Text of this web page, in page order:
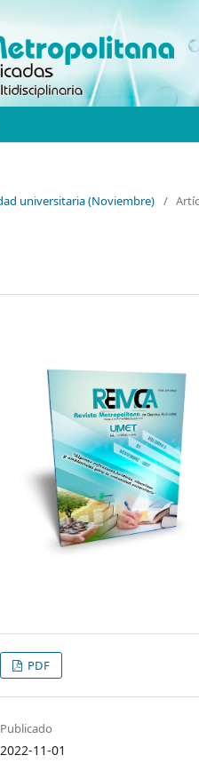
universitaria (Noviembre) /
PDF
Publicado
2022-11-01